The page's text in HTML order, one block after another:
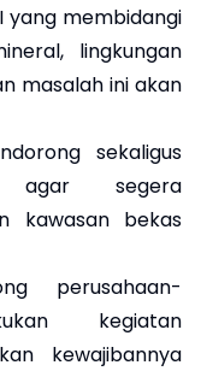
yang membidangi
lingkungan
masalah ini akan
sekaligus
agar segera
kawasan bekas
perusahaan-
kegiatan
kewajibannya